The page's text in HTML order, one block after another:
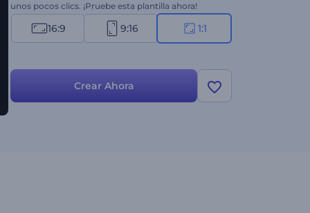
unos pocos clics. ¡Pruebe esta plantilla ahora!
16:9 9:16 1:1
Crear Ahora